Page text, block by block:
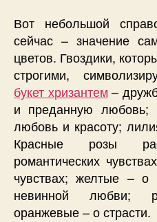
Вот небольшой
сейчас – значение
цветов. Гвоздики,
строгими,
букет хризантем–
и преданную любовь;
любовь и красоту;
Красные розы
романтических
чувствах; желтые –
невинной любви;
оранжевые – о страсти.